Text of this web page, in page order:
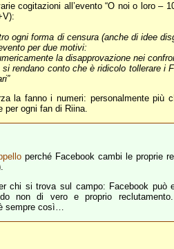
cogitazioni all’evento “O noi o loro –
ogni forma di censura (anche di idee
per due motivi:
la disapprovazione nei
rendano conto che è ridicolo tollerare i
la fanno i numeri: personalmente più
per ogni fan di Riina.
perché Facebook cambi le proprie
chi si trova sul campo: Facebook
non di vero e proprio
sempre così…